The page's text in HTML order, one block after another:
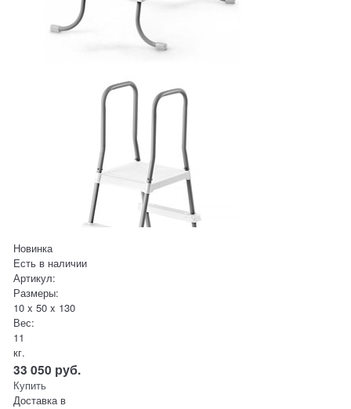
Новинка
Есть в наличии
Артикул:
Размеры:
10 x 50 x 130
Вес:
11
кг.
33 050 руб.
Купить
Доставка в